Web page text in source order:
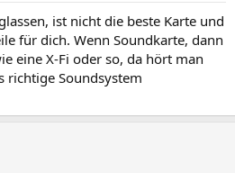
ist nicht die beste Karte und
für dich. Wenn Soundkarte, dann
eine X-Fi oder so, da hört man
richtige Soundsystem